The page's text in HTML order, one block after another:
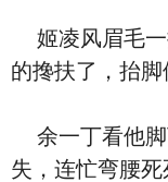
姬凌风眉毛一
的搀扶了，抬脚
余一丁看他脚
失，连忙弯腰